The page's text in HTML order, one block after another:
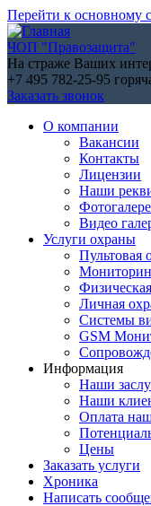
Перейти к основному
ЧОП "Правозащита"
На страже Ваших
+7 495 782-25-95
Заказать звонок
О компании
Вакансии
Контакты
Лицензии
Наши
Видео
Услуги охраны
Пультовая
Личная
Системы
GSM
Информация
Наши
Наши
Оплата
Цены
Заказать услуги
Хроника
Написать